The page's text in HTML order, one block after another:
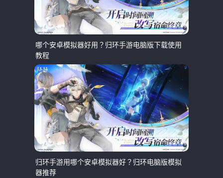
哪个安卓模拟器好用？归环手游电脑版下载使用
教程
归环手游用哪个安卓模拟器好？归环电脑版模拟
器推荐